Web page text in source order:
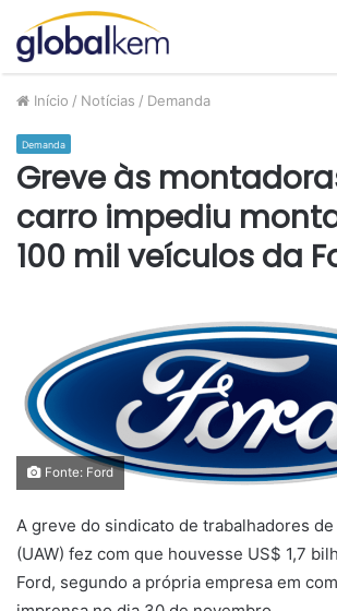
Início / Notícias / Demanda
Demanda
Greve às
carro impediu
100 mil veículos da
Fonte: Ford
A greve do sindicato de trabalhadores
(UAW) fez com que houvesse US$ 1,7
Ford, segundo a própria empresa em